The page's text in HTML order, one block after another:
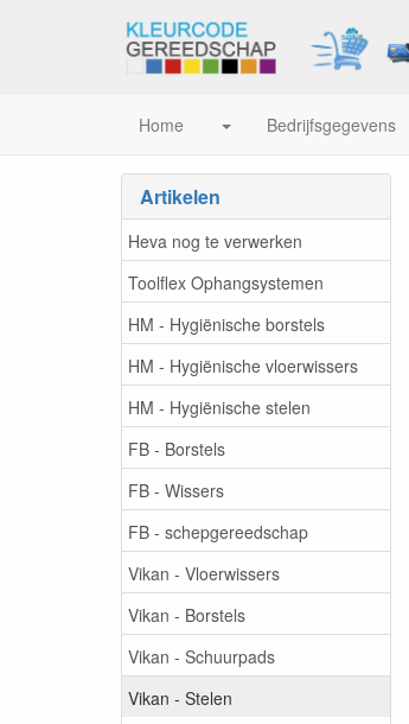
Home Bedrijfsgegevens
Artikelen
Heva nog te verwerken
Toolflex Ophangsystemen
HM - Hygiënische borstels
HM - Hygiënische vloerwissers
HM - Hygiënische stelen
FB - Borstels
FB - Wissers
FB - schepgereedschap
Vikan - Vloerwissers
Vikan - Borstels
Vikan - Schuurpads
Vikan - Stelen